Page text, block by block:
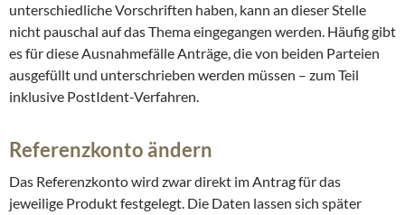
unterschiedliche Vorschriften haben, kann an dieser Stelle
nicht pauschal auf das Thema eingegangen werden. Häufig gibt
es für diese Ausnahmefälle Anträge, die von beiden Parteien
ausgefüllt und unterschrieben werden müssen – zum Teil
inklusive PostIdent-Verfahren.
Referenzkonto ändern
Das Referenzkonto wird zwar direkt im Antrag für das
jeweilige Produkt festgelegt. Die Daten lassen sich später